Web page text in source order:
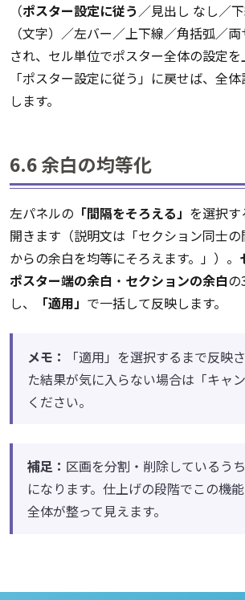
（ポスター設定に従う／見出し なし／
（文字）／左バー／上下線／角括弧／
され、セル単位でポスター全体の設定を
「ポスター設定に従う」に戻せば、全
します。
6.6 余白の均等化
左パネルの 「間隔をそろえる」 を選択
開きます（説明文は「セクション同士
からの余白を均等にそろえます。」）。
ポスター端の余白 ・ セクションの余白
し、
「適用」 で一括して反映します。
メモ：
「適用」を選択するまで反映
た結果が気に入らない場合は「キャ
ください。
補足： 区画を分割・削除しているう
になります。仕上げの段階でこの機能
全体が整って見えます。